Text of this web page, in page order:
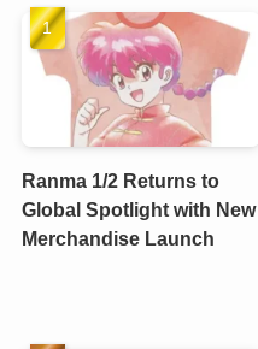
Ranma 1/2 Returns to
Global Spotlight with New
Merchandise Launch